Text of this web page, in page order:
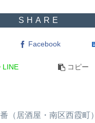
Facebook
LINE コピー
（居酒屋・南区西霞町）